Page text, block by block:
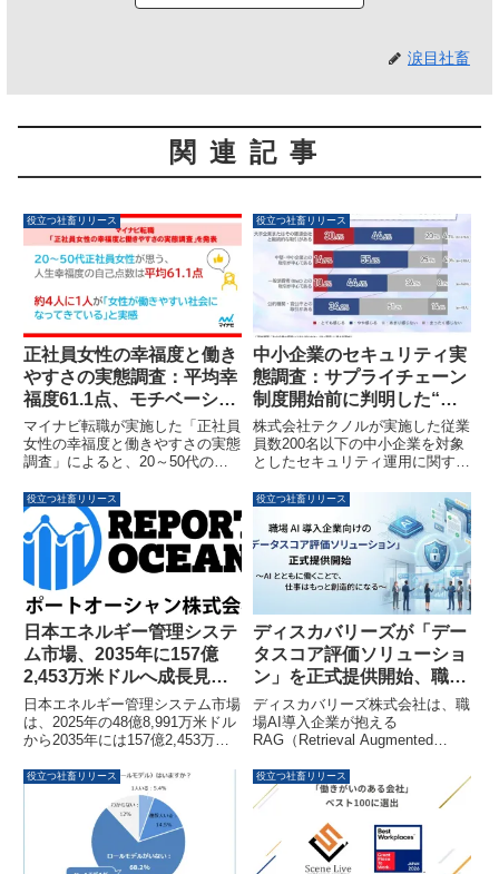
涙目社畜
関連記事
役立つ社畜リリース
正社員女性の幸福度と働き
やすさの実態調査：平均幸
福度61.1点、モチベーショ
ンは「趣味」が上位に
マイナビ転職が実施した「正社員
女性の幸福度と働きやすさの実態
調査」によると、20～50代の正
点でした。幸福度にはプライベー
トの充実が大きく影響し、仕事の
モチベーションでは「趣味」が全
年代で上位に挙がっています。一
方で、約4人に1人が「女性が働
きやすい社会になってきている」
と実感しているものの、多くの女
性は変化を感じていない、あるい
は働きにくさを感じていることが
明らかになりました。
役立つ社畜リリース
中小企業のセキュリティ実
態調査：サプライチェーン
制度開始前に判明した“ス
ムーズな運用”の条件とは
株式会社テクノルが実施した従業
員数200名以下の中小企業を対象
としたセキュリティ運用に関する
査では、大手企業との取引がある
企業ほどセキュリティ運用がスム
ーズであることや、専門知識がな
くても対応できるサポート体制と
自動化ツールの導入が重要である
ことが明らかになりました。
役立つ社畜リリース
日本エネルギー管理システ
ム市場、2035年に157億
2,453万米ドルへ成長見込
み ～GX推進と省エネ最適
化ニーズが市場を加速～
日本エネルギー管理システム市場
は、2025年の48億8,991万米ドル
から2035年には157億2,453万米
成長率（CAGR）は12.39％と予
測されており、GX推進や省エネ
最適化への需要増加が市場成長の
主要因となっています。
役立つ社畜リリース
ディスカバリーズが「デー
タスコア評価ソリューショ
ン」を正式提供開始、職場
AIの精度向上を支援
ディスカバリーズ株式会社は、職
場AI導入企業が抱える
RAG（Retrieval Augmented
した「データスコア評価ソリュー
ション」の正式提供を2026年2月
19日より開始しました。本ソリ
ューションは、企業の生産性向上
とイノベーション創出を支援する
ものです。
役立つ社畜リリース 役立つ社畜リリース